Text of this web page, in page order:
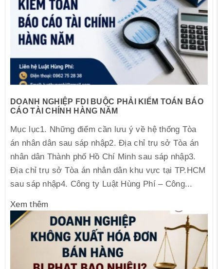
DOANH NGHIỆP FDI BUỘC PHẢI KIỂM TOÁN BÁO
CÁO TÀI CHÍNH HÀNG NĂM
Mục lục1. Những điểm cần lưu ý về hệ thống Tòa
án nhân dân sau sáp nhập2. Địa chỉ trụ sở Tòa án
nhân dân Thành phố Hồ Chí Minh sau sáp nhập3.
Địa chỉ trụ sở Tòa án nhân dân khu vực tại TP.HCM
sau sáp nhập4. Công ty Luật Hùng Phí – Công...
Xem thêm